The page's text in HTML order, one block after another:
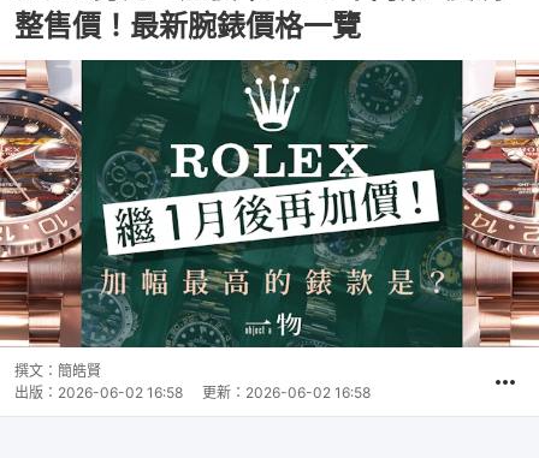
整售價！最新腕錶價格一覽
撰文： 簡皓賢
出版： 2026-06-02 16:58 更新： 2026-06-02 16:58